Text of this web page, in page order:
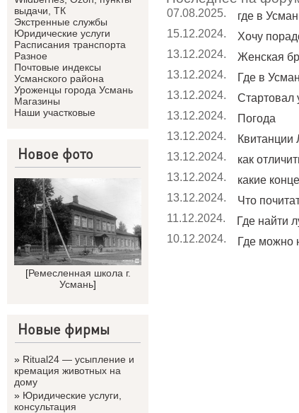
выдачи, ТК
Экстренные службы
Юридические услуги
Расписания транспорта
Разное
Почтовые индексы
Усманского района
Уроженцы города Усмань
Магазины
Наши участковые
Новое фото
[Ремесленная школа г.
Усмань]
Новые фирмы
» Ritual24 — усыпление и
кремация животных на
дому
» Юридические услуги,
консультация
07.08.2025.
где в
15.12.2024.
Хочу
13.12.2024.
Женская
13.12.2024.
Где в
13.12.2024.
Стартовал
13.12.2024.
Погода
13.12.2024.
Квитанции
13.12.2024.
как
13.12.2024.
какие
13.12.2024.
Что
11.12.2024.
Где найти
10.12.2024.
Где можно